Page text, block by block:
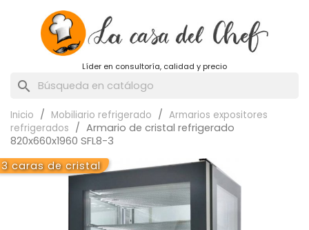
Líder en consultoría, calidad y precio
search
Inicio Mobiliario refrigerado
Armarios expositores
refrigerados
Armario de cristal refrigerado
820x660x1960 SFL8-3
3 caras de cristal